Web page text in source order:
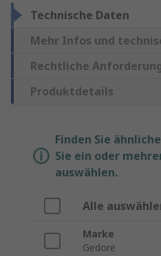
Technische Daten
Mehr Infos und
Rechtliche
Produktdetails
Finden Sie
Sie ein oder
auswählen.
Alle
Marke
Gedore